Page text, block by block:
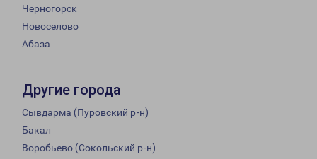
Черногорск
Новоселово
Абаза
Другие города
Сывдарма (Пуровский р-н)
Бакал
Воробьево (Сокольский р-н)